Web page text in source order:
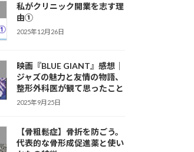
私がクリニック開業を志す理
由①
2025年12月26日
映画『BLUE GIANT』感想｜
ジャズの魅力と友情の物語、
整形外科医が観て思ったこと
2025年9月25日
【骨粗鬆症】骨折を防ごう。
代表的な骨形成促進薬と使い